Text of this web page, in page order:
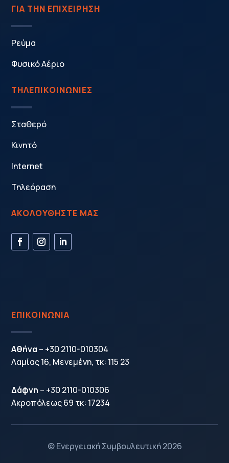
ΓΙΑ ΤΗΝ ΕΠΙΧΕΙΡΗΣΗ
Ρεύμα
Φυσικό Αέριο
ΤΗΛΕΠΙΚΟΙΝΩΝΙΕΣ
Σταθερό
Κινητό
Internet
Τηλεόραση
ΑΚΟΛΟΥΘΗΣΤΕ ΜΑΣ
ΕΠΙΚΟΙΝΩΝΙΑ
Αθήνα – +30 2110-010304
Λαμίας 16, Μενεμένη, τκ: 115 23
Δάφνη – +30 2110-010306
Ακροπόλεως 69 τκ: 17234
© Ενεργειακή Συμβουλευτική 2026